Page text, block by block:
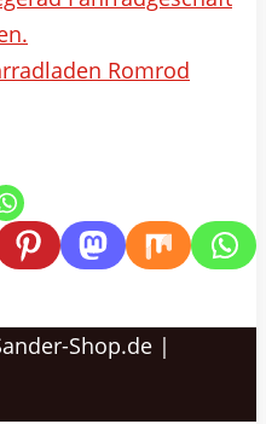
Romrod
Shop.de |